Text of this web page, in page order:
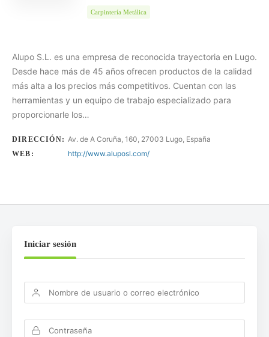
Carpintería Metálica
Alupo S.L. es una empresa de reconocida trayectoria en Lugo.
Desde hace más de 45 años ofrecen productos de la calidad
más alta a los precios más competitivos. Cuentan con las
herramientas y un equipo de trabajo especializado para
proporcionarle los…
DIRECCIÓN: Av. de A Coruña, 160, 27003 Lugo, España
WEB: http://www.aluposl.com/
Iniciar sesión